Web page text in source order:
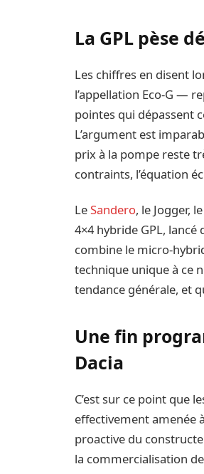
La GPL pèse
Les chiffres en disent
l’appellation Eco-G —
pointes qui dépassent
L’argument est
prix à la pompe reste
contraints, l’équation
LeSandero, le Jogger, le
4×4 hybride GPL,
combine le micro-
technique unique à ce
tendance générale, et
Une fin
Dacia
C’est sur ce point que
effectivement amenée
proactive du
la commercialisation